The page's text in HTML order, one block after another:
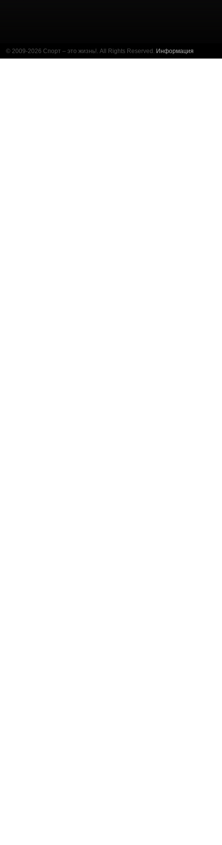
© 2009-2026 Спорт – это жизнь!. All Rights Reserved. Информация